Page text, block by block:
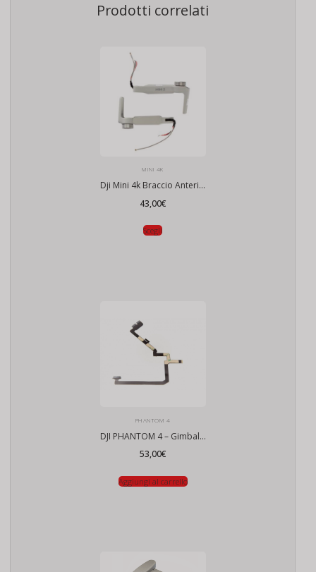
Prodotti correlati
MINI 4K
Dji Mini 4k Braccio Anteriore
43,00€
Scegli
PHANTOM 4
DJI PHANTOM 4 – Gimbal cavo flat
53,00€
Aggiungi al carrello